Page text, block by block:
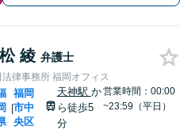
綾 弁護士
法律事務所 福岡オフィス
|
福岡
市中
央区
天神駅 か
ら徒歩5
分
営業時間：00:00
~23:59（平日）